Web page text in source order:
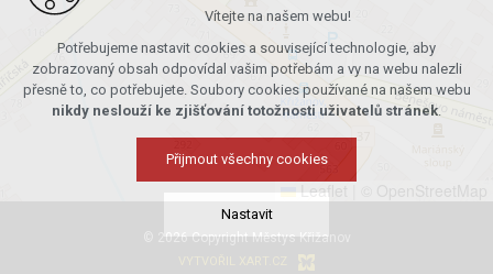
Leaflet
© 2026 Copyright Městys Křižanov
Vítejte na našem webu!
Potřebujeme nastavit cookies a související technologie, aby
zobrazovaný obsah odpovídal vašim potřebám a vy na webu nalezli
přesně to, co potřebujete. Soubory cookies používané na našem webu
nikdy neslouží ke zjišťování totožnosti uživatelů stránek.
Přijmout všechny cookies
Nastavit